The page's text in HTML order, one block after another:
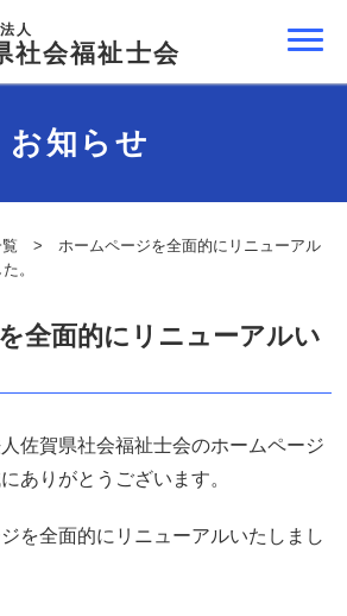
人
社会福祉士会
お知らせ
> ホームページを全面的にリニューアル
。
全面的にリニューアルい
佐賀県社会福祉士会のホームページ
ありがとうございます。
を全面的にリニューアルいたしまし